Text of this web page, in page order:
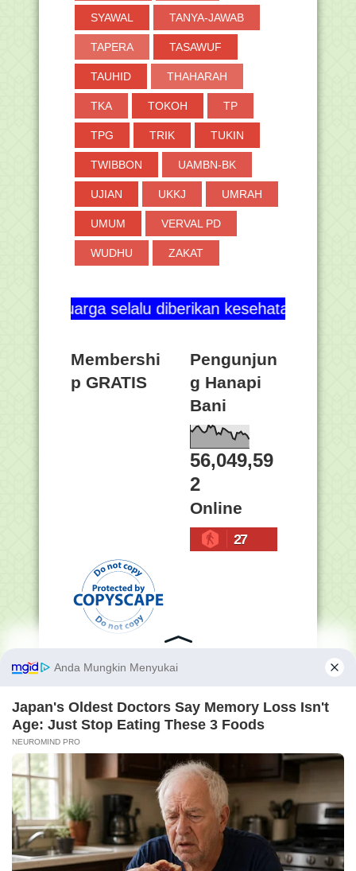
SYAWAL TANYA-JAWAB
TAPERA TASAWUF
TAUHID THAHARAH
TKA TOKOH TP
TPG TRIK TUKIN
TWIBBON UAMBN-BK
UJIAN UKKJ UMRAH
UMUM VERVAL PD
WUDHU ZAKAT
selalu diberikan kesehatan dan blog ini
Membershi
p GRATIS
Pengunjun
g Hanapi
Bani
56,049,59
2
Online
27
Penelusuran Semua Isi
Blog (Masukkan Kata
Kunci Yang Ingin Sobat
Cari) :